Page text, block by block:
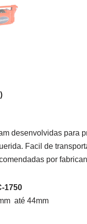
desenvolvidas para
Facil de
por
até 44mm